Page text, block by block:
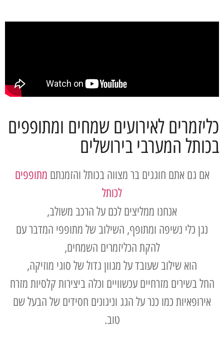
כליזמרים לאירועים שמחים ומתופפים
בכותל המערבי בירושלים
אם גם אתם חוגגים בר מצווה בכותל והזמנתם מתופפים
לכותל
אנחנו ממליצים לכם על הרכב משולב,
נגן כלי נשיפה ומתופף, השילוב של מתופפי המדבר עם
להקת הכליזמרים השמחים,
הוא שילוב שעובד על מגוון גדול של סוגי מוזיקה,
החל בשירים מזרחיים עכשוויים וכלה ביצירות קלסיות מזרח
אירופאיות כמו כנר על הגג וניגונים חסידים של הבעל שם
טוב.